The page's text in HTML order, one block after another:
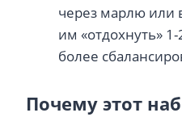
через марлю или
им «отдохнуть»
более
Почему этот